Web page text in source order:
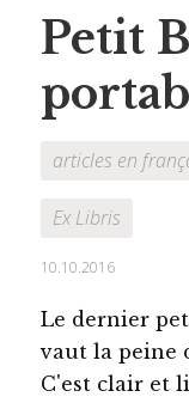
Petit
articles en
Ex Libris
10.10.2016
Le dernier
vaut la peine
C'est clair et